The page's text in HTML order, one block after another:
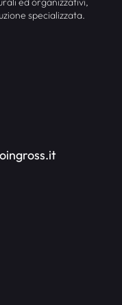
specializzata.